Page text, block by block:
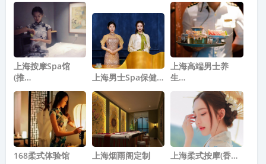
上海按摩spa馆
(推…
上海男士Spa保健…
上海高端男士养
生…
168柔式体验馆 上海烟雨阁定制 上海柔式按摩(香…